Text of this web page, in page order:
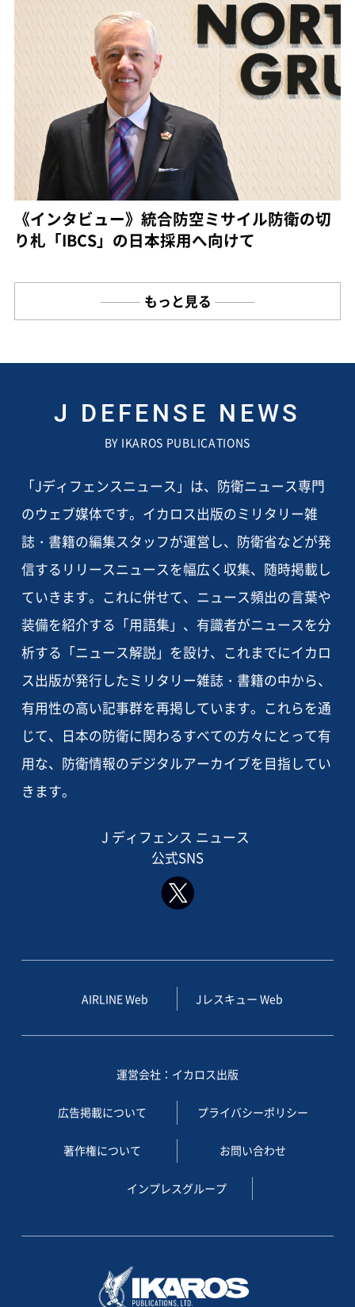
《インタビュー》統合防空ミサイル防衛の切
り札「IBCS」の日本採用へ向けて
もっと見る
J DEFENSE NEWS
BY IKAROS PUBLICATIONS
「Jディフェンスニュース」は、防衛ニュース専門
のウェブ媒体です。イカロス出版のミリタリー雑
誌・書籍の編集スタッフが運営し、防衛省などが発
信するリリースニュースを幅広く収集、随時掲載し
ていきます。これに併せて、ニュース頻出の言葉や
装備を紹介する「用語集」、有識者がニュースを分
析する「ニュース解説」を設け、これまでにイカロ
ス出版が発行したミリタリー雑誌・書籍の中から、
有用性の高い記事群を再掲しています。これらを通
じて、日本の防衛に関わるすべての方々にとって有
用な、防衛情報のデジタルアーカイブを目指してい
きます。
J ディフェンス ニュース
公式SNS
AIRLINE Web Jレスキュー Web
運営会社：イカロス出版
広告掲載について プライバシーポリシー
著作権について お問い合わせ
インプレスグループ